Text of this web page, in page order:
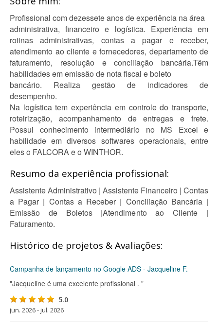
Profissional com dezessete anos de experiência na área
administrativa, financeiro e logística. Experiência em
rotinas administrativas, contas a pagar e receber,
atendimento ao cliente e fornecedores, departamento de
faturamento, resolução e conciliação bancária.Têm
habilidades em emissão de nota fiscal e boleto
bancário. Realiza gestão de indicadores de
desempenho.
Na logística tem experiência em controle do transporte,
roteirização, acompanhamento de entregas e frete.
Possui conhecimento intermediário no MS Excel e
habilidade em diversos softwares operacionais, entre
eles o FALCORA e o WINTHOR.
Resumo da experiência profissional:
Assistente Administrativo | Assistente Financeiro | Contas
a Pagar | Contas a Receber | Conciliação Bancária |
Emissão de Boletos |Atendimento ao Cliente |
Faturamento.
Histórico de projetos & Avaliações:
Campanha de lançamento no Google ADS - Jacqueline F.
"Jacqueline é uma excelente profissional . "
5.0
jun. 2026 - jul. 2026